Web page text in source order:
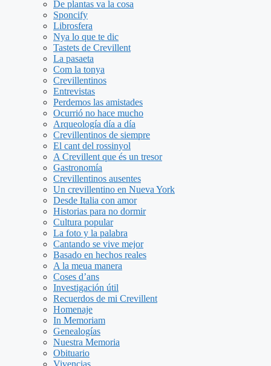
De plantas va la cosa
Sponcify
Librosfera
Nya lo que te dic
Tastets de Crevillent
La pasaeta
Com la tonya
Crevillentinos
Entrevistas
Perdemos las amistades
Ocurrió no hace mucho
Arqueología día a día
Crevillentinos de siempre
El cant del rossinyol
A Crevillent que és un tresor
Gastronomía
Crevillentinos ausentes
Un crevillentino en Nueva York
Desde Italia con amor
Historias para no dormir
Cultura popular
La foto y la palabra
Cantando se vive mejor
Basado en hechos reales
A la meua manera
Coses d’ans
Investigación útil
Recuerdos de mi Crevillent
Homenaje
In Memoriam
Genealogías
Nuestra Memoria
Obituario
Vivencias